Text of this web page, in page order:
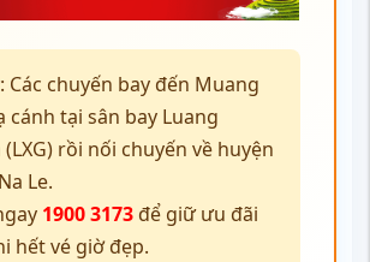
Các chuyến bay đến Muang
cánh tại sân bay Luang
rồi nối chuyến về huyện
Le.
1900 3173để giữ ưu đãi
hết vé giờ đẹp.